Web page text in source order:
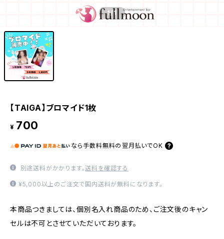
1/1
【TAIGA】ブロマイド1枚
¥ 700
なら 手数料無料の 翌月払いでOK
別途送料がかかります。送料を確認する
¥5,000以上のご注文で国内送料が無料になります。
本商品つきましては、個別名入れ商品のため、ご注文後のキャン
セルは不可とさせていただいております。